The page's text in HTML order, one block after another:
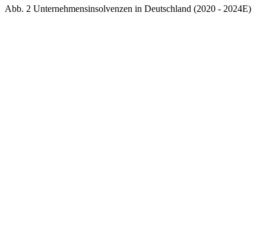
Abb. 2 Unternehmensinsolvenzen in Deutschland (2020 - 2024E)